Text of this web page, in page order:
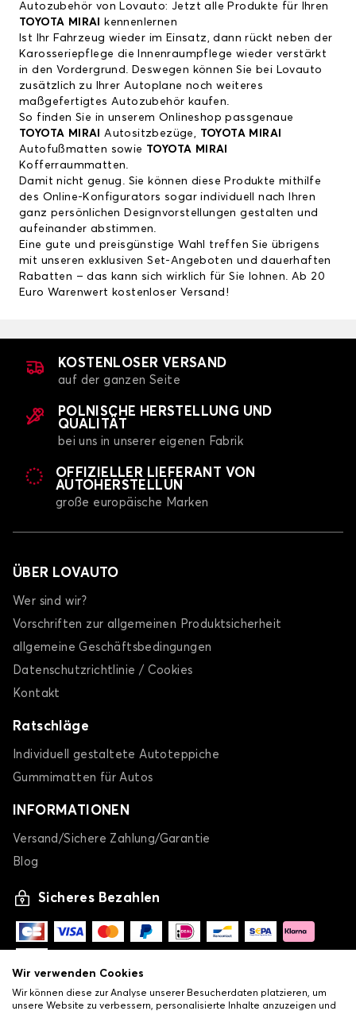
Autozubehör von Lovauto: Jetzt alle Produkte für Ihren
TOYOTA MIRAI
kennenlernen
Ist Ihr Fahrzeug wieder im Einsatz, dann rückt neben der
Karosseriepflege die Innenraumpflege wieder verstärkt
in den Vordergrund. Deswegen können Sie bei Lovauto
zusätzlich zu Ihrer Autoplane noch weiteres
maßgefertigtes Autozubehör kaufen.
So finden Sie in unserem Onlineshop passgenaue
TOYOTA MIRAI
Autositzbezüge, TOYOTA MIRAI
Autofußmatten sowie TOYOTA MIRAI
Kofferraummatten.
Damit nicht genug. Sie können diese Produkte mithilfe
des Online-Konfigurators sogar individuell nach Ihren
ganz persönlichen Designvorstellungen gestalten und
aufeinander abstimmen.
Eine gute und preisgünstige Wahl treffen Sie übrigens
mit unseren exklusiven Set-Angeboten und dauerhaften
Rabatten – das kann sich wirklich für Sie lohnen. Ab 20
Euro Warenwert kostenloser Versand!
KOSTENLOSER VERSAND
auf der ganzen Seite
POLNISCHE HERSTELLUNG UND
QUALITÄT
bei uns in unserer eigenen Fabrik
OFFIZIELLER LIEFERANT VON
AUTOHERSTELLUN
große europäische Marken
ÜBER LOVAUTO
Wer sind wir?
Vorschriften zur allgemeinen Produktsicherheit
allgemeine Geschäftsbedingungen
Datenschutzrichtlinie / Cookies
Kontakt
Ratschläge
Individuell gestaltete Autoteppiche
Gummimatten für Autos
INFORMATIONEN
Versand/Sichere Zahlung/Garantie
Blog
Sicheres Bezahlen
Wir verwenden Cookies
Wir können diese zur Analyse unserer Besucherdaten platzieren, um
unsere Website zu verbessern, personalisierte Inhalte anzuzeigen und